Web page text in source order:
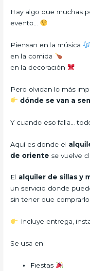
Hay algo que muchas
evento…
Piensan en la música
en la comida
en la decoración
Pero olvidan lo más
dónde se van a
Y cuando eso falla…
Aquí es donde el
de oriente se vuelve
El alquiler de sillas y
un servicio donde
sin tener que comprarlo.
Incluye entrega,
Se usa en:
Fiestas